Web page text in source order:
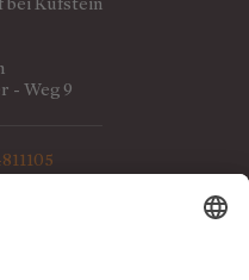
bei Kufstein
- Weg 9